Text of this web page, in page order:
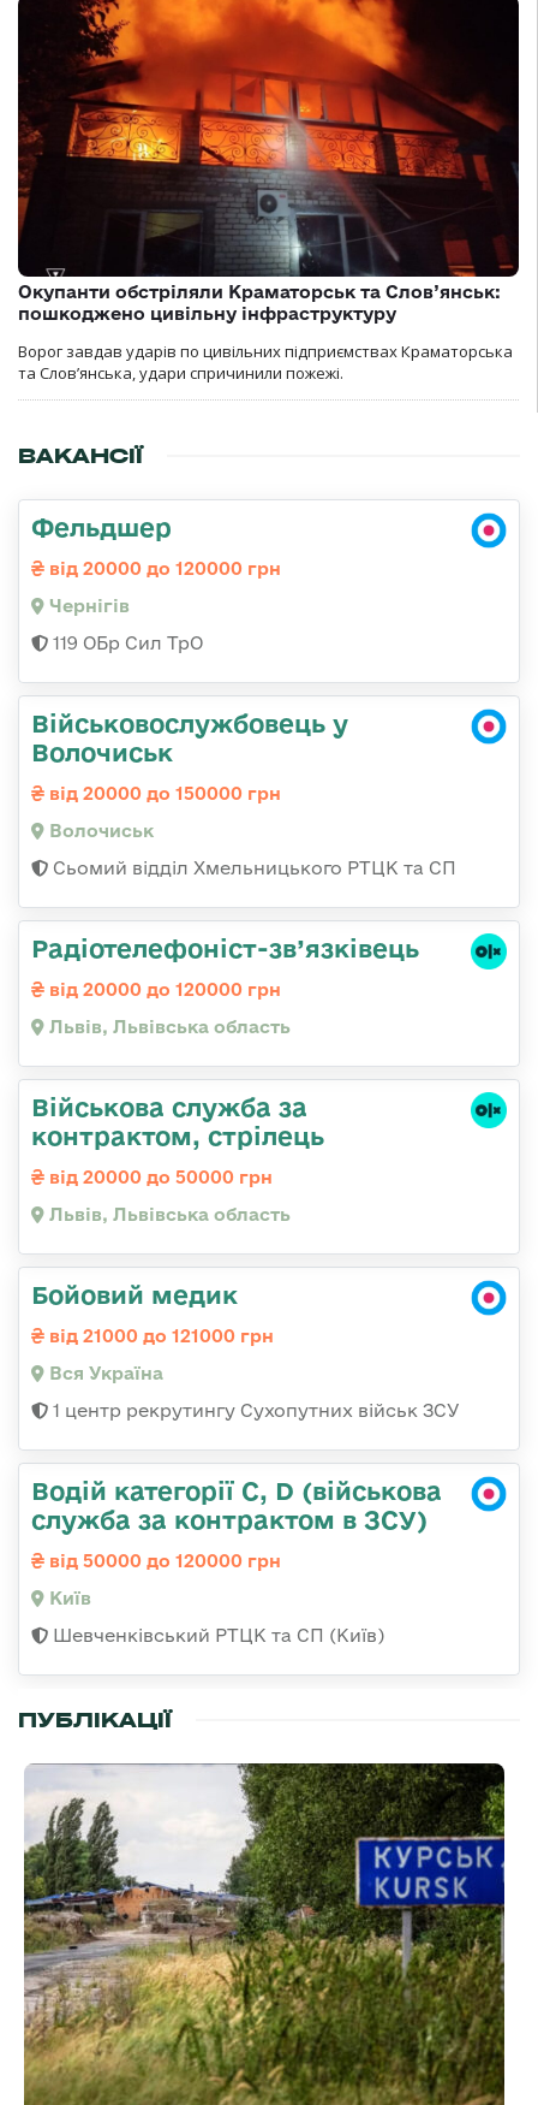
Окупанти обстріляли Краматорськ та Слов’янськ:
пошкоджено цивільну інфраструктуру
Ворог завдав ударів по цивільних підприємствах Краматорська
та Слов’янська, удари спричинили пожежі.
ВАКАНСІЇ
Фельдшер
від 20000 до 120000 грн
Чернігів
119 ОБр Сил ТрО
Військовослужбовець у
Волочиськ
від 20000 до 150000 грн
Волочиськ
Сьомий відділ Хмельницького РТЦК та СП
Радіотелефоніст-зв’язківець
від 20000 до 120000 грн
Львів, Львівська область
Військова служба за
контрактом, стрілець
від 20000 до 50000 грн
Львів, Львівська область
Бойовий медик
від 21000 до 121000 грн
Вся Україна
1 центр рекрутингу Сухопутних військ ЗСУ
Водій категорії C, D (військова
служба за контрактом в ЗСУ)
від 50000 до 120000 грн
Київ
Шевченківський РТЦК та СП (Київ)
ПУБЛІКАЦІЇ